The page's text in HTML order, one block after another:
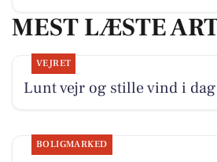
MEST LÆSTE
VEJRET
Lunt vejr og stille vind i dag
BOLIGMARKED